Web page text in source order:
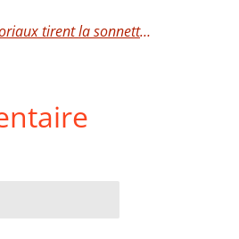
Bien-être au travail : les agents territoriaux tirent la sonnette d’alarme!